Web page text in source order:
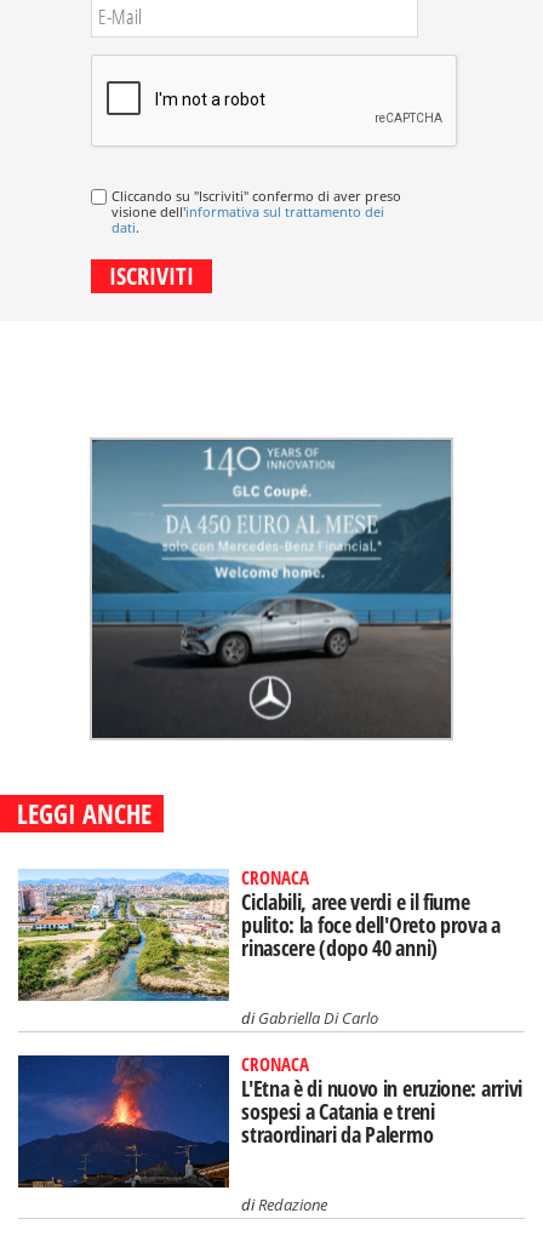
Cliccando su "Iscriviti" confermo di aver preso
visione dell'informativa sul trattamento dei
dati.
LEGGI ANCHE
CRONACA
Ciclabili, aree verdi e il fiume
pulito: la foce dell'Oreto prova a
rinascere (dopo 40 anni)
diGabriella Di Carlo
CRONACA
L'Etna è di nuovo in eruzione: arrivi
sospesi a Catania e treni
straordinari da Palermo
diRedazione